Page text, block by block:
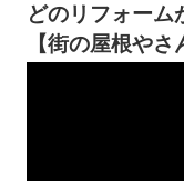
どのリフォーム
【街の屋根やさ